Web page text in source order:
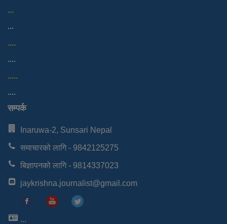
...
...
....
....
.....
....
सम्पर्क
Inaruwa-2, Sunsari Nepal
समाचारको लागि - 9842125275
बिज्ञापनको लागि - 9814337023
jaykrishna.journalist@gmail.com
...